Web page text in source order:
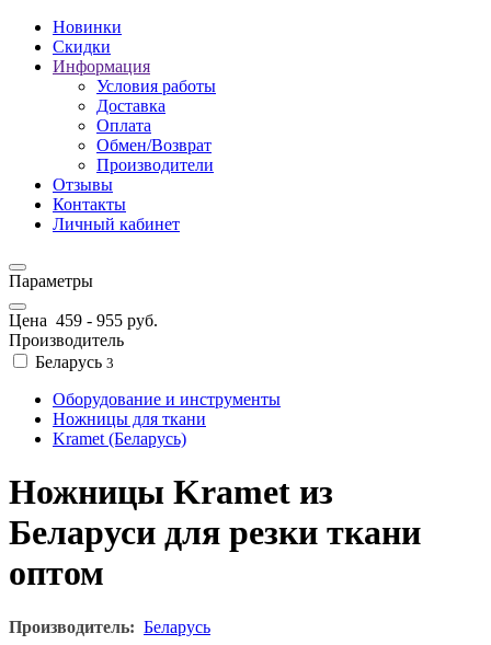
Новинки
Скидки
Информация
Условия работы
Доставка
Оплата
Обмен/Возврат
Производители
Отзывы
Контакты
Личный кабинет
Параметры
Цена 459 - 955 руб.
Производитель
Беларусь 3
Оборудование и инструменты
Ножницы для ткани
Kramet (Беларусь)
Ножницы Kramet из
Беларуси для резки ткани
оптом
Производитель: Беларусь